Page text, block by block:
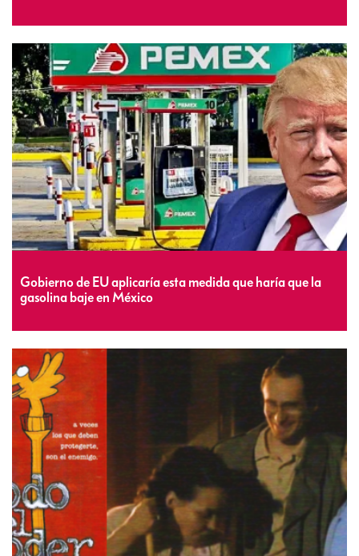
Gobierno de EU aplicaría esta medida que haría que la
gasolina baje en México